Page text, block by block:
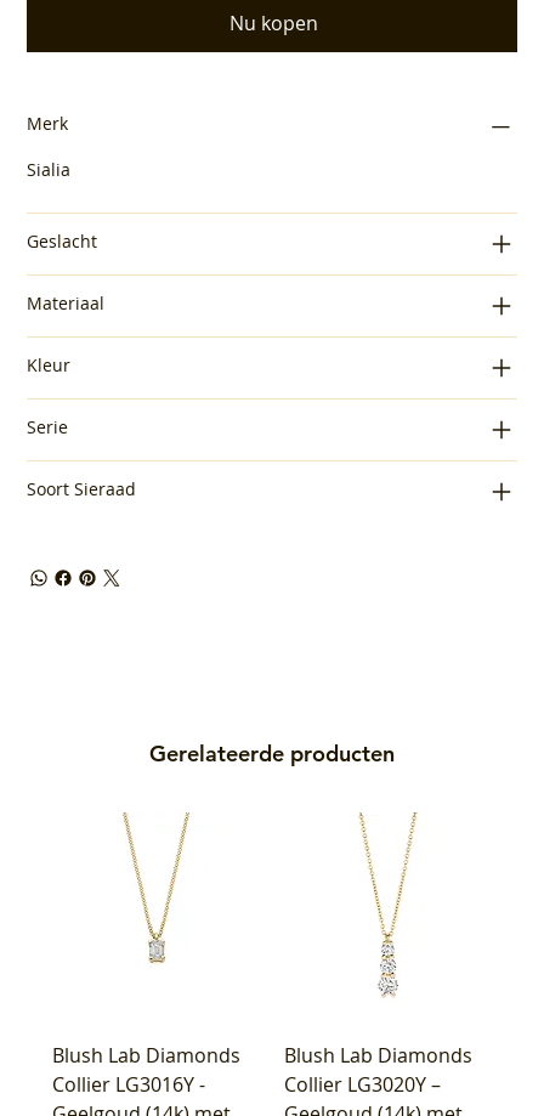
Nu kopen
Merk
Sialia
Geslacht
Materiaal
Kleur
Serie
Soort Sieraad
Gerelateerde producten
Blush Lab Diamonds
Collier LG3016Y -
Blush Lab Diamonds
Collier LG3020Y –